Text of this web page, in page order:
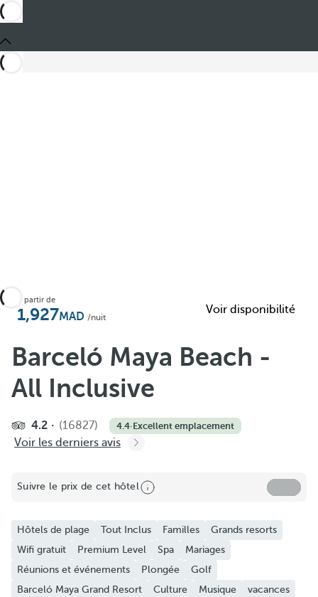
Ajouter aux favoris
Voir plus de photos et de vidéos
À partir de
1,927 /nuit
Voir disponibilité
Barceló Maya Beach -
All Inclusive
4.2 (16827) 4.4·Excellent emplacement
Voir les derniers avis
Suivre le prix de cet hôtel
Hôtels de plage Tout Inclus Familles
Grands resorts
Wifi gratuit
Premium Level Spa
Mariages
Réunions et événements
Plongée
Golf
Barceló Maya Grand Resort
Culture Musique
vacances